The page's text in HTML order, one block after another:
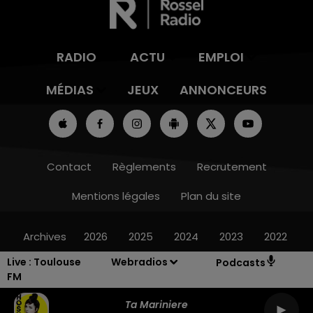
Live : Toulouse
FM
Webradios Podcasts
Ta Mariniere
RADIO ACTU
EMPLOI
MÉDIAS
JEUX ANNONCEURS
Contact Règlements
Recrutement
Mentions légales
Plan du site
Archives 2026 2025 2024 2023 2022